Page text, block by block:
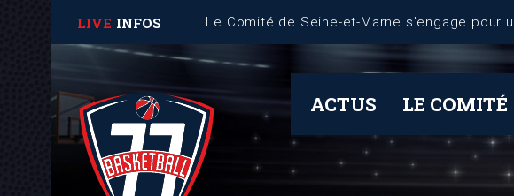
LIVE INFOS Fiche Mémo – Gestion des dérogations
ACTUS LE COMITÉ